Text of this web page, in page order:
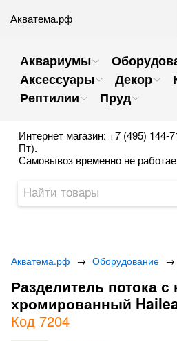
Акватема.рф
Аквариумы
Аксессуары
Декор
Рептилии
Пруд
Интернет магазин: +7 (495) 144-
Пт).
Самовывоз временно не
Акватема.рф → Оборудование →
Разделитель потока с
хромированный
Код 7204